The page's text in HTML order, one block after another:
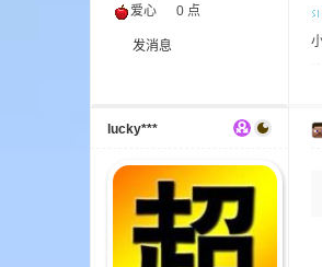
爱心
0 点
发消息
lucky***